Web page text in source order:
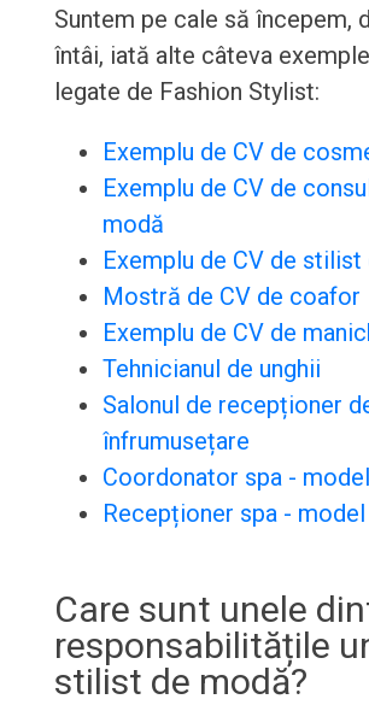
Suntem pe cale să începem,
întâi, iată alte câteva
legate de Fashion Stylist:
Exemplu de CV de
Exemplu de CV de
modă
Exemplu de CV de stilist
Mostră de CV de coafor
Exemplu de CV de
Tehnicianul de unghii
Salonul de recepționer
înfrumusețare
Coordonator spa -
Recepționer spa -
Care sunt unele
responsabilitățile
stilist de modă?